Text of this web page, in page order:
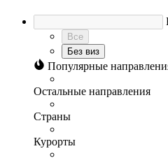
Все
Без виз
Популярные
Остальные направления
Страны
Курорты